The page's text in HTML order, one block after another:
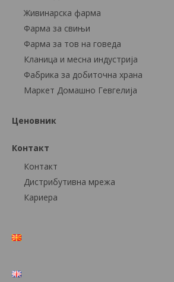
Живинарска фарма
Фарма за свињи
Фарма за тов на говеда
Кланица и месна индустрија
Фабрика за добиточна храна
Маркет Домашно Гевгелија
Ценовник
Контакт
Контакт
Дистрибутивна мрежа
Кариера